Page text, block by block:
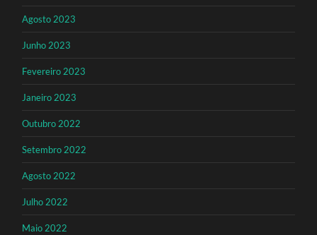
Agosto 2023
Junho 2023
Fevereiro 2023
Janeiro 2023
Outubro 2022
Setembro 2022
Agosto 2022
Julho 2022
Maio 2022